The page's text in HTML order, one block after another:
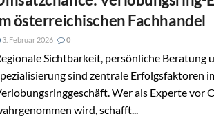
österreichischen Fachhandel
3. Februar 2026 0
Sichtbarkeit, persönliche Beratung
sind zentrale Erfolgsfaktoren
Wer als Experte vor
wird, schafft...